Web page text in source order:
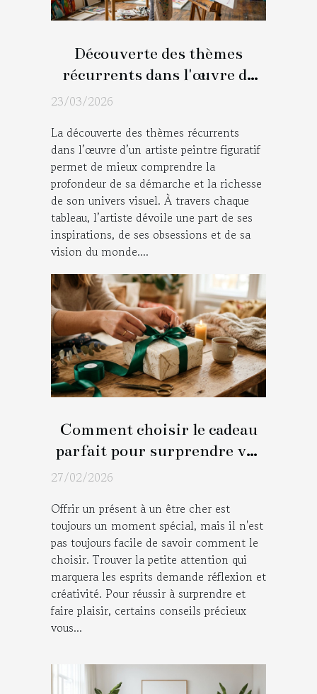
Découverte des thèmes
récurrents dans l'œuvre de
l'artiste peintre figuratif
23/03/2026
La découverte des thèmes récurrents
dans l’œuvre d’un artiste peintre figuratif
permet de mieux comprendre la
profondeur de sa démarche et la richesse
de son univers visuel. À travers chaque
tableau, l’artiste dévoile une part de ses
inspirations, de ses obsessions et de sa
vision du monde....
Comment choisir le cadeau
parfait pour surprendre vos
27/02/2026
Offrir un présent à un être cher est
toujours un moment spécial, mais il n'est
pas toujours facile de savoir comment le
choisir. Trouver la petite attention qui
marquera les esprits demande réflexion et
créativité. Pour réussir à surprendre et
faire plaisir, certains conseils précieux
vous...